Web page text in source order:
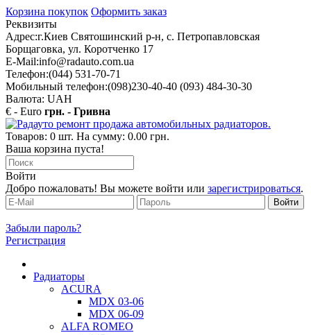
Корзина покупок Оформить заказ
Реквизиты
Адрес:г.Киев Святошинский р-н, с. Петропавловская
Борщаговка, ул. Коротченко 17
E-Mail:info@radauto.com.ua
Телефон:(044) 531-70-71
Мобильный телефон:(098)230-40-40 (093) 484-30-30
Валюта: UAH
€ - Euro грн. - Гривна
Товаров: 0 шт. На сумму: 0.00 грн.
Ваша корзина пуста!
Войти
Добро пожаловать! Вы можете войти или зарегистрироваться.
Забыли пароль?
Регистрация
Радиаторы
ACURA
MDX 03-06
MDX 06-09
ALFA ROMEO